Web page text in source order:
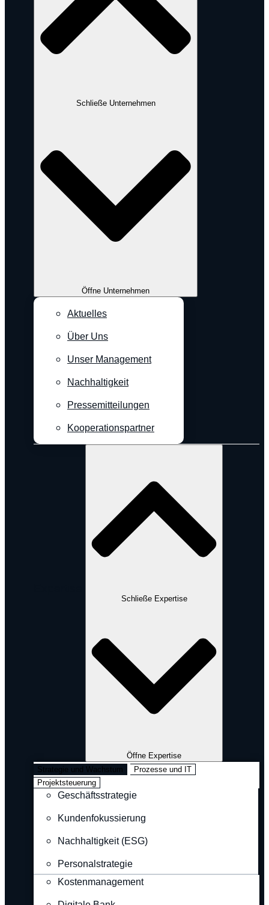
Schließe Unternehmen
Öffne Unternehmen
Aktuelles
Über Uns
Unser Management
Nachhaltigkeit
Pressemitteilungen
Kooperationspartner
Schließe Expertise
Öffne Expertise
Strategie und Wachstum
Prozesse und IT
Projektsteuerung
Geschäftsstrategie
Kundenfokussierung
Nachhaltigkeit (ESG)
Personalstrategie
Kostenmanagement